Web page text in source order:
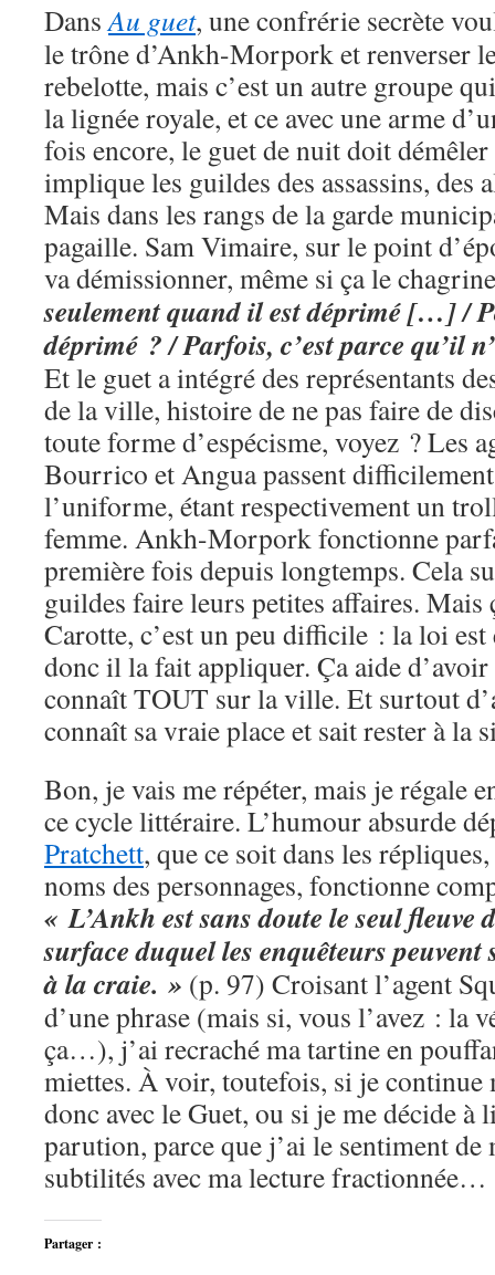
DansAu guet, une confrérie secrète
le trône d’Ankh-Morpork et renverser
rebelotte, mais c’est un autre groupe
la lignée royale, et ce avec une arme
fois encore, le guet de nuit doit
implique les guildes des assassins, des
Mais dans les rangs de la garde
pagaille. Sam Vimaire, sur le point
va démissionner, même si ça le
seulement quand il est déprimé […] /
déprimé ? / Parfois, c’est parce qu’il
Et le guet a intégré des représentants
de la ville, histoire de ne pas faire de
toute forme d’espécisme, voyez ? Les
Bourrico et Angua passent
l’uniforme, étant respectivement un
femme. Ankh-Morpork fonctionne
première fois depuis longtemps. Cela
guildes faire leurs petites affaires. Mais
Carotte, c’est un peu difficile : la loi
donc il la fait appliquer. Ça aide
connaît TOUT sur la ville. Et surtout
connaît sa vraie place et sait rester à la
Bon, je vais me répéter, mais je régale
ce cycle littéraire. L’humour absurde
Pratchett, que ce soit dans les
noms des personnages, fonctionne
« L’Ankh est sans doute le seul fleuve
surface duquel les enquêteurs
à la craie. » (p. 97) Croisant l’agent
d’une phrase (mais si, vous l’avez : la
ça…), j’ai recraché ma tartine en
miettes. À voir, toutefois, si je continue
donc avec le Guet, ou si je me décide à
parution, parce que j’ai le sentiment de
subtilités avec ma lecture fractionnée…
Partager :